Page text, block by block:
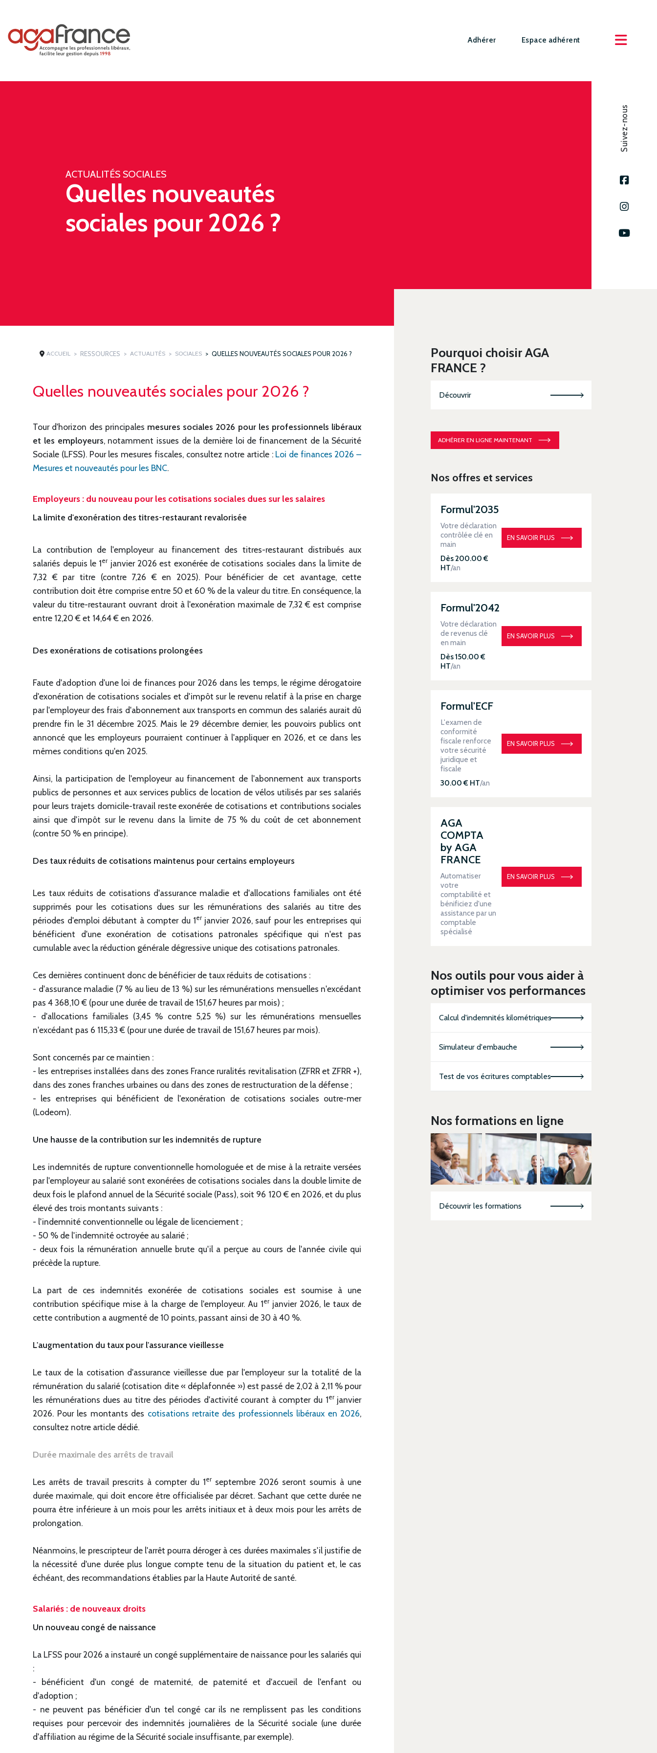
Adhérer Espace adhérent
ACTUALITÉS SOCIALES
Quelles nouveautés
sociales pour 2026 ?
Suivez-nous
ACCUEIL RESSOURCES ACTUALITÉS SOCIALES QUELLES NOUVEAUTÉS SOCIALES POUR 2026 ?
Quelles nouveautés sociales pour 2026 ?
Tour d'horizon des principales mesures sociales 2026 pour les professionnels libéraux
et les employeurs, notamment issues de la dernière loi de financement de la Sécurité
Sociale (LFSS). Pour les mesures fiscales, consultez notre article : Loi de finances 2026 –
Mesures et nouveautés pour les BNC.
Employeurs : du nouveau pour les cotisations sociales dues sur les salaires
La limite d'exonération des titres-restaurant revalorisée
La contribution de l'employeur au financement des titres-restaurant distribués aux
salariés depuis le 1er janvier 2026 est exonérée de cotisations sociales dans la limite de
7,32 € par titre (contre 7,26 € en 2025). Pour bénéficier de cet avantage, cette
contribution doit être comprise entre 50 et 60 % de la valeur du titre. En conséquence, la
valeur du titre-restaurant ouvrant droit à l'exonération maximale de 7,32 € est comprise
entre 12,20 € et 14,64 € en 2026.
Des exonérations de cotisations prolongées
Faute d'adoption d'une loi de finances pour 2026 dans les temps, le régime dérogatoire
d'exonération de cotisations sociales et d'impôt sur le revenu relatif à la prise en charge
par l'employeur des frais d'abonnement aux transports en commun des salariés aurait dû
prendre fin le 31 décembre 2025. Mais le 29 décembre dernier, les pouvoirs publics ont
annoncé que les employeurs pourraient continuer à l'appliquer en 2026, et ce dans les
mêmes conditions qu'en 2025.
Ainsi, la participation de l'employeur au financement de l'abonnement aux transports
publics de personnes et aux services publics de location de vélos utilisés par ses salariés
pour leurs trajets domicile-travail reste exonérée de cotisations et contributions sociales
ainsi que d'impôt sur le revenu dans la limite de 75 % du coût de cet abonnement
(contre 50 % en principe).
Des taux réduits de cotisations maintenus pour certains employeurs
Les taux réduits de cotisations d'assurance maladie et d'allocations familiales ont été
supprimés pour les cotisations dues sur les rémunérations des salariés au titre des
périodes d'emploi débutant à compter du 1er janvier 2026, sauf pour les entreprises qui
bénéficient d'une exonération de cotisations patronales spécifique qui n'est pas
cumulable avec la réduction générale dégressive unique des cotisations patronales.
Ces dernières continuent donc de bénéficier de taux réduits de cotisations :
- d'assurance maladie (7 % au lieu de 13 %) sur les rémunérations mensuelles n'excédant
pas 4 368,10 € (pour une durée de travail de 151,67 heures par mois) ;
- d'allocations familiales (3,45 % contre 5,25 %) sur les rémunérations mensuelles
n'excédant pas 6 115,33 € (pour une durée de travail de 151,67 heures par mois).
Sont concernés par ce maintien :
- les entreprises installées dans des zones France ruralités revitalisation (ZFRR et ZFRR +),
dans des zones franches urbaines ou dans des zones de restructuration de la défense ;
- les entreprises qui bénéficient de l'exonération de cotisations sociales outre-mer
(Lodeom).
Une hausse de la contribution sur les indemnités de rupture
Les indemnités de rupture conventionnelle homologuée et de mise à la retraite versées
par l'employeur au salarié sont exonérées de cotisations sociales dans la double limite de
deux fois le plafond annuel de la Sécurité sociale (Pass), soit 96 120 € en 2026, et du plus
élevé des trois montants suivants :
- l'indemnité conventionnelle ou légale de licenciement ;
- 50 % de l'indemnité octroyée au salarié ;
- deux fois la rémunération annuelle brute qu'il a perçue au cours de l'année civile qui
précède la rupture.
La part de ces indemnités exonérée de cotisations sociales est soumise à une
contribution spécifique mise à la charge de l'employeur. Au 1erjanvier 2026, le taux de
cette contribution a augmenté de 10 points, passant ainsi de 30 à 40 %.
L'augmentation du taux pour l'assurance vieillesse
Le taux de la cotisation d'assurance vieillesse due par l'employeur sur la totalité de la
rémunération du salarié (cotisation dite « déplafonnée ») est passé de 2,02 à 2,11 % pour
les rémunérations dues au titre des périodes d'activité courant à compter du 1erjanvier
2026. Pour les montants des cotisations retraite des professionnels libéraux en 2026,
consultez notre article dédié.
Durée maximale des arrêts de travail
Les arrêts de travail prescrits à compter du 1er septembre 2026 seront soumis à une
durée maximale, qui doit encore être officialisée par décret. Sachant que cette durée ne
pourra être inférieure à un mois pour les arrêts initiaux et à deux mois pour les arrêts de
prolongation.
Néanmoins, le prescripteur de l'arrêt pourra déroger à ces durées maximales s'il justifie de
la nécessité d'une durée plus longue compte tenu de la situation du patient et, le cas
échéant, des recommandations établies par la Haute Autorité de santé.
Salariés : de nouveaux droits
Un nouveau congé de naissance
La LFSS pour 2026 a instauré un congé supplémentaire de naissance pour les salariés qui
:
- bénéficient d'un congé de maternité, de paternité et d'accueil de l'enfant ou
d'adoption ;
- ne peuvent pas bénéficier d'un tel congé car ils ne remplissent pas les conditions
requises pour percevoir des indemnités journalières de la Sécurité sociale (une durée
d'affiliation au régime de la Sécurité sociale insuffisante, par exemple).
Pourquoi choisir AGA
FRANCE ?
Découvrir
ADHÉRER EN LIGNE MAINTENANT
Nos offres et services
Formul'2035
Votre déclaration
contrôlée clé en
main
Dès 200.00 €
HT/an
EN SAVOIR PLUS
Formul'2042
Votre déclaration
de revenus clé
en main
Dès 150.00 €
HT/an
EN SAVOIR PLUS
Formul'ECF
L'examen de
conformité
fiscale renforce
votre sécurité
juridique et
fiscale
30.00 € HT/an
EN SAVOIR PLUS
AGA
COMPTA
by AGA
FRANCE
Automatiser
votre
comptabilité et
bénificiez d'une
assistance par un
comptable
spécialisé
EN SAVOIR PLUS
Nos outils pour vous aider à
optimiser vos performances
Calcul d'indemnités kilométriques
Simulateur d'embauche
Test de vos écritures comptables
Nos formations en ligne
Découvrir les formations